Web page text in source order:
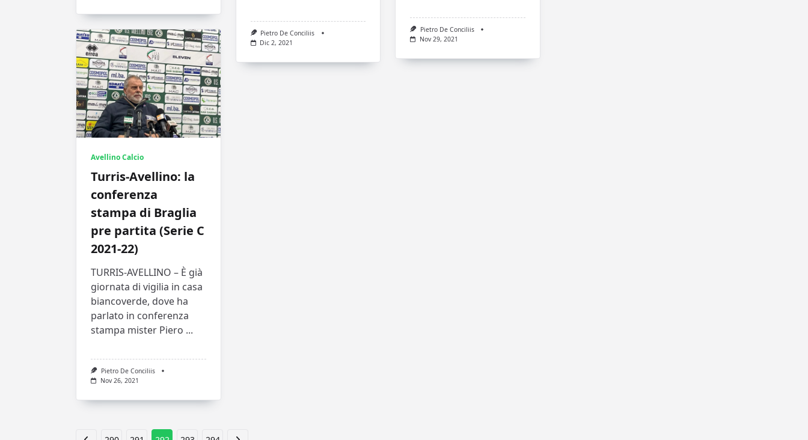
Pietro De Conciliis
Dic 2, 2021
Pietro De Conciliis
Nov 29, 2021
Avellino Calcio
Turris-Avellino: la
conferenza
stampa di Braglia
pre partita (Serie C
2021-22)
TURRIS-AVELLINO – È già
giornata di vigilia in casa
biancoverde, dove ha
parlato in conferenza
stampa mister Piero ...
Pietro De Conciliis
Nov 26, 2021